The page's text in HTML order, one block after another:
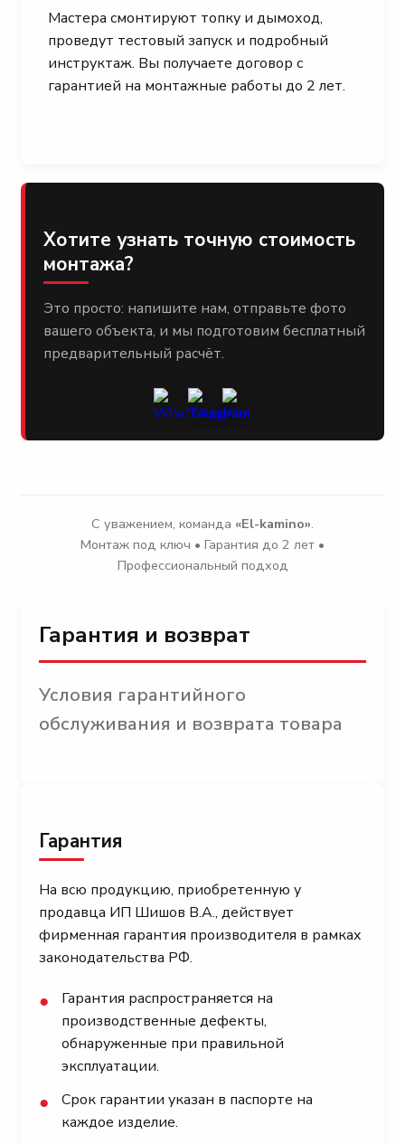
Мастера смонтируют топку и дымоход,
проведут тестовый запуск и подробный
инструктаж. Вы получаете договор с
гарантией на монтажные работы до 2 лет.
Хотите узнать точную стоимость
монтажа?
Это просто: напишите нам, отправьте фото
вашего объекта, и мы подготовим бесплатный
предварительный расчёт.
С уважением, команда «El-kamino».
Монтаж под ключ • Гарантия до 2 лет •
Профессиональный подход
Гарантия и возврат
Условия гарантийного
обслуживания и возврата товара
Гарантия
На всю продукцию, приобретенную у
продавца ИП Шишов В.А., действует
фирменная гарантия производителя в рамках
законодательства РФ.
●
Гарантия распространяется на
производственные дефекты,
обнаруженные при правильной
эксплуатации.
●
Срок гарантии указан в паспорте на
каждое изделие.